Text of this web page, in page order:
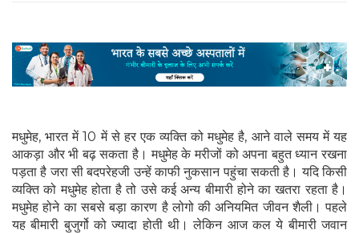
मधुमेह, भारत में 10 में से हर एक व्यक्ति को मधुमेह है, आने वाले समय में यह
आकड़ा और भी बढ़ सकता है। मधुमेह के मरीजों को अपना बहुत ध्यान रखना
पड़ता है जरा सी बदपरेहजी उन्हें काफी नुकसान पहुंचा सकती है। यदि किसी
व्यक्ति को मधुमेह होता है तो उसे कई अन्य बीमारी होने का खतरा रहता है।
मधुमेह होने का सबसे बड़ा कारण है लोगो की अनियमित जीवन शैली। पहले
यह बीमारी बुजुर्गो को ज्यादा होती थी। लेकिन आज कल ये बीमारी जवान